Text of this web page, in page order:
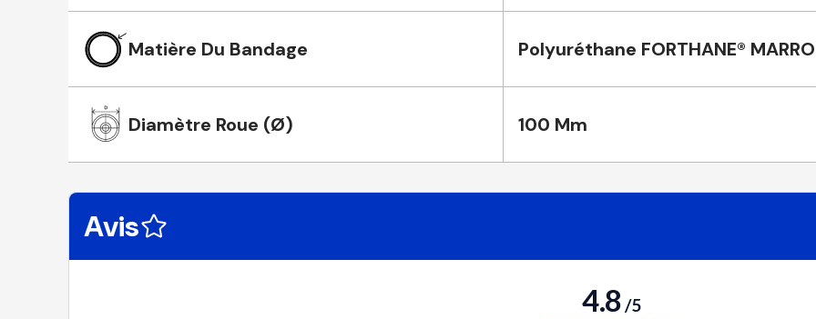
Matière Du Bandage Polyuréthane FORTHANE®
Diamètre Roue (Ø) 100 Mm
Avis
4.8/5